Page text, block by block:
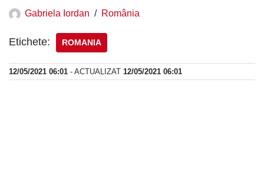
Gabriela Iordan România
Etichete: ROMANIA
12/05/2021 06:01 - ACTUALIZAT 12/05/2021 06:01